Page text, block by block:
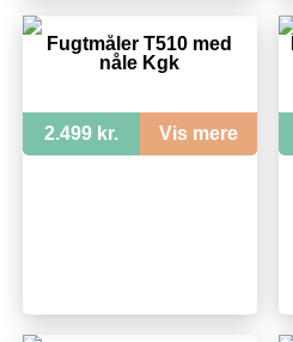
Fugtmåler T510 med
nåle Kgk
2.499 kr. Vis mere